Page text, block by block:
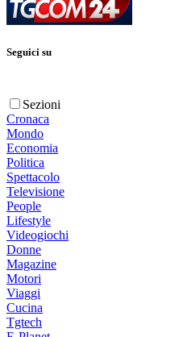
Seguici su
Sezioni
Cronaca
Mondo
Economia
Politica
Spettacolo
Televisione
People
Lifestyle
Videogiochi
Donne
Magazine
Motori
Viaggi
Cucina
Tgtech